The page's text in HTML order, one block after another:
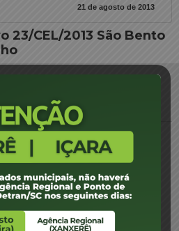
21 de agosto de 2013
23/CEL/2013 São Bento